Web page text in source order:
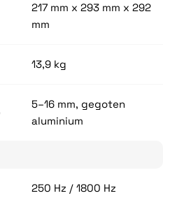
217 mm x 293 mm x 292
mm
13,9 kg
5–16 mm, gegoten
aluminium
250 Hz / 1800 Hz